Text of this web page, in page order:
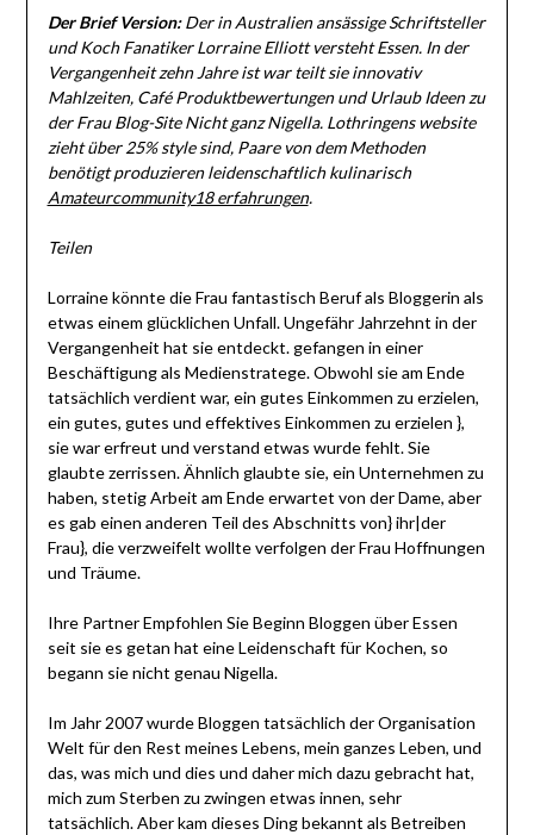
Der Brief Version:Der in Australien ansässige Schriftsteller
und Koch Fanatiker Lorraine Elliott versteht Essen. In der
Vergangenheit zehn Jahre ist war teilt sie innovativ
Mahlzeiten, Café Produktbewertungen und Urlaub Ideen zu
der Frau Blog-Site Nicht ganz Nigella. Lothringens website
zieht über 25% style sind, Paare von dem Methoden
benötigt produzieren leidenschaftlich kulinarisch
Amateurcommunity18 erfahrungen.
Teilen
Lorraine könnte die Frau fantastisch Beruf als Bloggerin als
etwas einem glücklichen Unfall. Ungefähr Jahrzehnt in der
Vergangenheit hat sie entdeckt. gefangen in einer
Beschäftigung als Medienstratege. Obwohl sie am Ende
tatsächlich verdient war, ein gutes Einkommen zu erzielen,
ein gutes, gutes und effektives Einkommen zu erzielen },
sie war erfreut und verstand etwas wurde fehlt. Sie
glaubte zerrissen. Ähnlich glaubte sie, ein Unternehmen zu
haben, stetig Arbeit am Ende erwartet von der Dame, aber
es gab einen anderen Teil des Abschnitts von} ihr|der
Frau}, die verzweifelt wollte verfolgen der Frau Hoffnungen
und Träume.
Ihre Partner Empfohlen Sie Beginn Bloggen über Essen
seit sie es getan hat eine Leidenschaft für Kochen, so
begann sie nicht genau Nigella.
Im Jahr 2007 wurde Bloggen tatsächlich der Organisation
Welt für den Rest meines Lebens, mein ganzes Leben, und
das, was mich und dies und daher mich dazu gebracht hat,
mich zum Sterben zu zwingen etwas innen, sehr
tatsächlich. Aber kam dieses Ding bekannt als Betreiben